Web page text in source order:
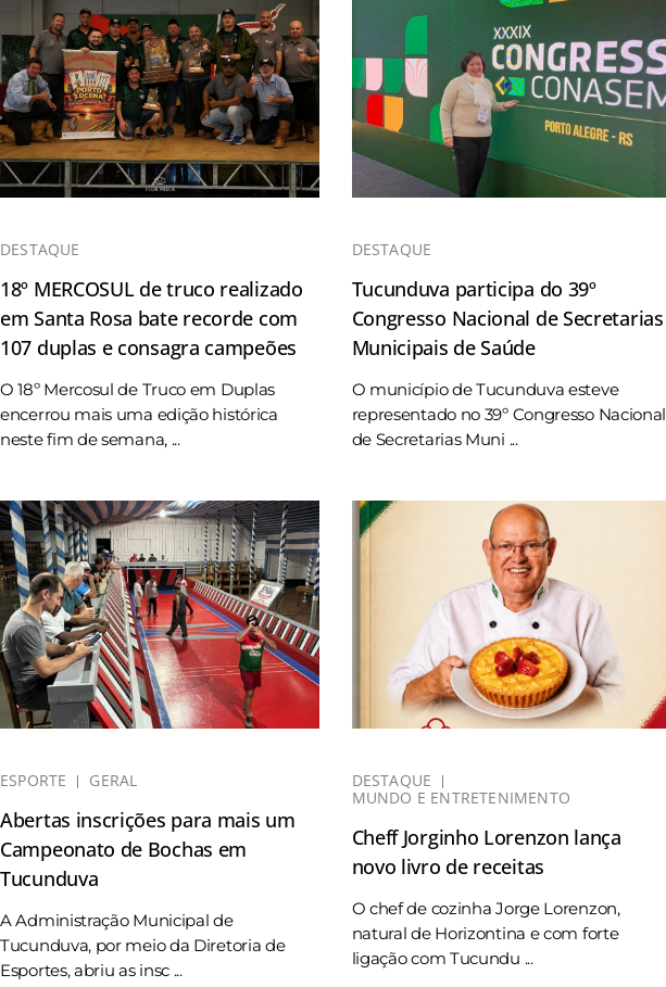
DESTAQUE
18º MERCOSUL de truco realizado
em Santa Rosa bate recorde com
107 duplas e consagra campeões
O 18º Mercosul de Truco em Duplas
encerrou mais uma edição histórica
neste fim de semana, ...
DESTAQUE
Tucunduva participa do 39º
Congresso Nacional de Secretarias
Municipais de Saúde
O município de Tucunduva esteve
representado no 39º Congresso Nacional
de Secretarias Muni ...
ESPORTE GERAL
Abertas inscrições para mais um
Campeonato de Bochas em
Tucunduva
A Administração Municipal de
Tucunduva, por meio da Diretoria de
Esportes, abriu as insc ...
DESTAQUE
MUNDO E ENTRETENIMENTO
Cheff Jorginho Lorenzon lança
novo livro de receitas
O chef de cozinha Jorge Lorenzon,
natural de Horizontina e com forte
ligação com Tucundu ...